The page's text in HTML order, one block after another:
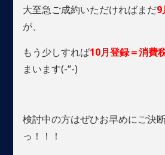
大至急ご成約いただければまだ9
が、
もう少しすれば10月登録＝消費
まいます(-“-)
検討中の方はぜひお早めにご決
っ！！！